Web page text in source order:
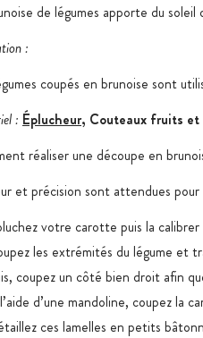
de légumes apporte du soleil
:
coupés en brunoise sont
: Éplucheur, Couteaux fruits
réaliser une découpe en
et précision sont attendues
votre carotte puis la
les extrémités du légume et
coupez un côté bien droit afin
d’une mandoline, coupez la
ces lamelles en petits